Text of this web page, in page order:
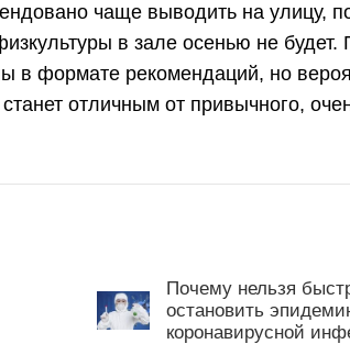
чаще выводить на улицу,
в зале осенью не будет.
в формате рекомендаций, но
отличным от привычного,
Почему нельзя
остановить
коронавирусной